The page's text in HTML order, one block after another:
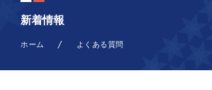
新着情報
ホーム / よくある質問